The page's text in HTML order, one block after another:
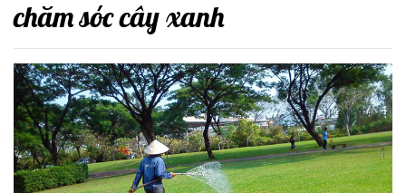
chăm sóc cây xanh